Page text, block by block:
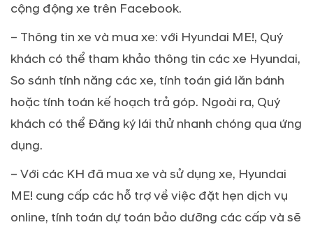
cộng động xe trên Facebook.
– Thông tin xe và mua xe: với Hyundai ME!, Quý
khách có thể tham khảo thông tin các xe Hyundai,
So sánh tính năng các xe, tính toán giá lăn bánh
hoặc tính toán kế hoạch trả góp. Ngoài ra, Quý
khách có thể Đăng ký lái thử nhanh chóng qua ứng
dụng.
– Với các KH đã mua xe và sử dụng xe, Hyundai
ME! cung cấp các hỗ trợ về việc đặt hẹn dịch vụ
online, tính toán dự toán bảo dưỡng các cấp và sẽ